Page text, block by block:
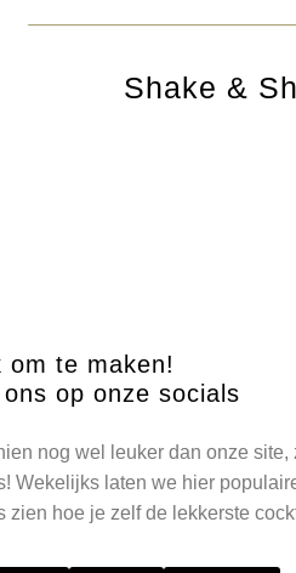
Shake &
om te maken!
ons op onze socials
nog wel leuker dan onze site,
Wekelijks laten we hier
zien hoe je zelf de lekkerste